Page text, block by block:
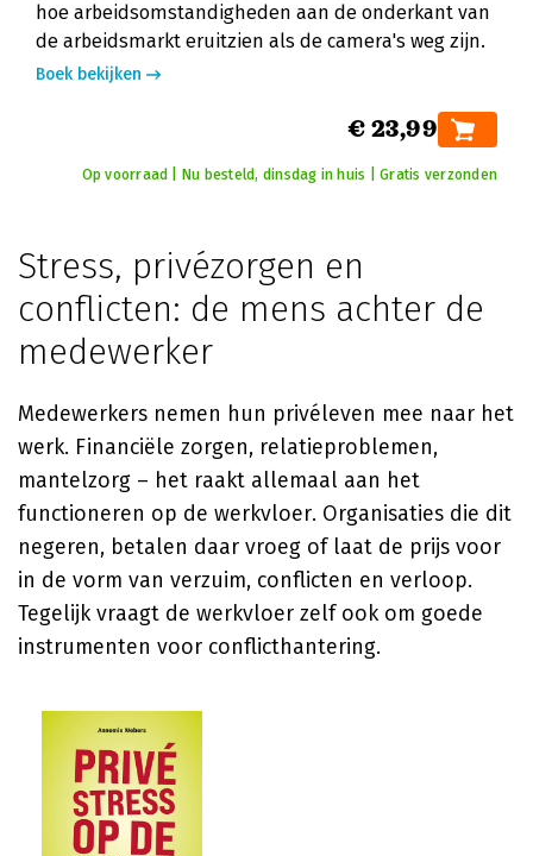
hoe arbeidsomstandigheden aan de onderkant van
de arbeidsmarkt eruitzien als de camera's weg zijn.
Boek bekijken
€ 23,99
Op voorraad | Nu besteld, dinsdag in huis | Gratis verzonden
Stress, privézorgen en
conflicten: de mens achter de
medewerker
Medewerkers nemen hun privéleven mee naar het
werk. Financiële zorgen, relatieproblemen,
mantelzorg – het raakt allemaal aan het
functioneren op de werkvloer. Organisaties die dit
negeren, betalen daar vroeg of laat de prijs voor
in de vorm van verzuim, conflicten en verloop.
Tegelijk vraagt de werkvloer zelf ook om goede
instrumenten voor conflicthantering.